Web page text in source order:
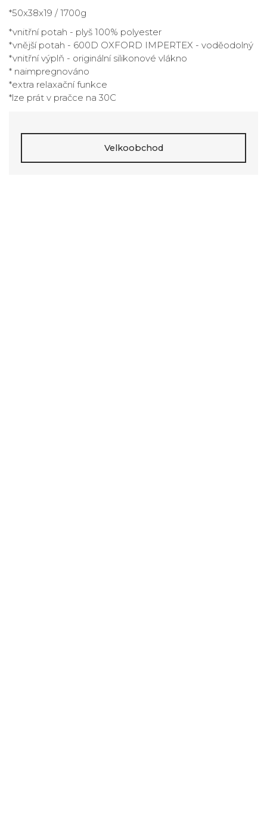
*50x38x19 / 1700g
*vnitřní potah - plyš 100% polyester
*vnější potah - 600D OXFORD IMPERTEX - voděodolný
*vnitřní výplň - originální silikonové vlákno
* naimpregnováno
*extra relaxační funkce
*lze prát v pračce na 30C
Velkoobchod